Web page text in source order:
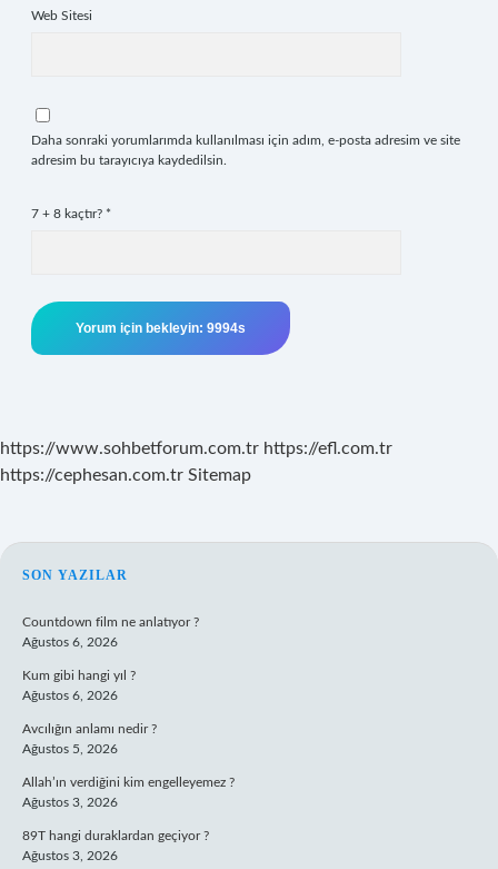
Web Sitesi
Daha sonraki yorumlarımda kullanılması için adım, e-posta adresim ve site
adresim bu tarayıcıya kaydedilsin.
7 + 8 kaçtır? *
https://www.sohbetforum.com.tr https://efl.com.tr
https://cephesan.com.tr Sitemap
SIDEBAR
SON YAZILAR
Countdown film ne anlatıyor ?
Ağustos 6, 2026
Kum gibi hangi yıl ?
Ağustos 6, 2026
Avcılığın anlamı nedir ?
Ağustos 5, 2026
Allah’ın verdiğini kim engelleyemez ?
Ağustos 3, 2026
89T hangi duraklardan geçiyor ?
Ağustos 3, 2026